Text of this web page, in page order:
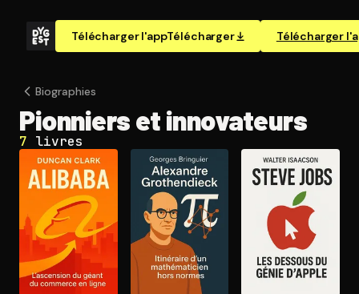
Télécharger l'appTélécharger Télécharger
Biographies
Pionniers et innovateurs
7 livres